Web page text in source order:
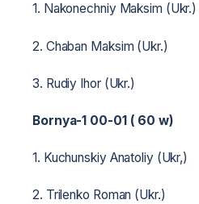
1. Nakonechniy Maksim (Ukr.)
2. Chaban Maksim (Ukr.)
3. Rudiy Ihor (Ukr.)
Bornya-1 00-01 ( 60 w)
1. Kuchunskiy Anatoliy (Ukr,)
2. Trilenko Roman (Ukr.)